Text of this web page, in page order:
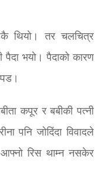
थियो। तर चलचित्र
भयो। पैदाको कारण
कपूर र बबीकी पत्नी
पनि जोदिंदा विवादले
रिस थाम्न नसकेर